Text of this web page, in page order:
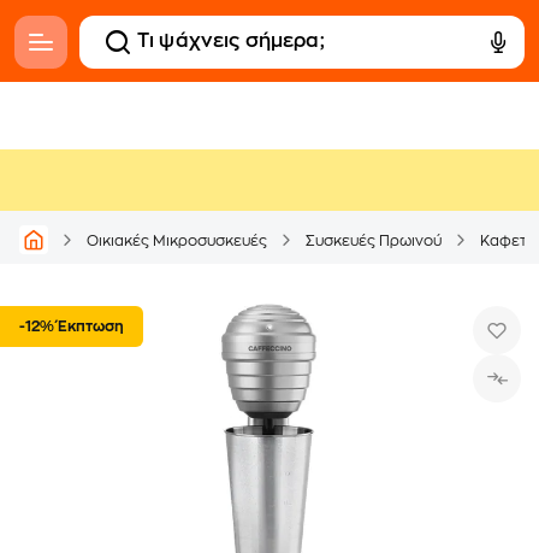
Οικιακές Μικροσυσκευές Συσκευές Πρωινού
-12% Έκπτωση